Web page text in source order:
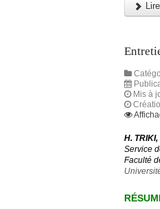
Mis à
H.
Service
Faculté